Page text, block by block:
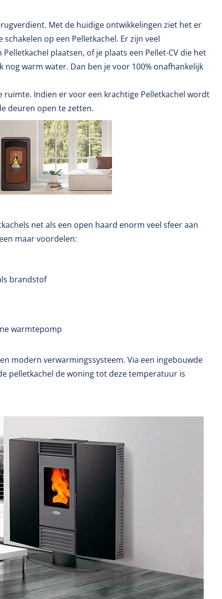
Met de huidige ontwikkelingen ziet het er
op een Pelletkachel. Er zijn veel
plaatsen, of je plaats een Pellet-CV die het
warm water. Dan ben je voor 100% onafhankelijk
Indien er voor een krachtige Pelletkachel wordt
deuren open te zetten.
net als een open haard enorm veel sfeer aan
maar voordelen:
brandstof
warmtepomp
modern verwarmingssysteem. Via een ingebouwde
pelletkachel de woning tot deze temperatuur is